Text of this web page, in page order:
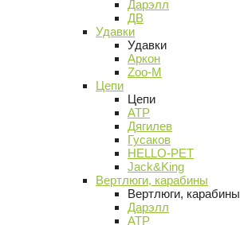
Дарэлл
ДВ
Удавки
Удавки
Аркон
Zoo-M
Цепи
Цепи
АТР
Дягилев
Гусаков
HELLO-PET
Jack&King
Вертлюги, карабины
Вертлюги, карабины
Дарэлл
АТР